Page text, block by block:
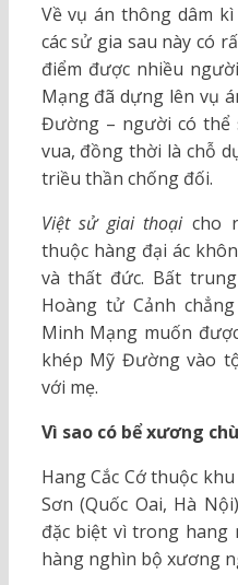
Về vụ án thông dâm
các sử gia sau này có
điểm được nhiều
Mạng đã dựng lên vụ
Đường – người có thể
vua, đồng thời là chỗ
triều thần chống đối.
Việt sử giai thoạicho
thuộc hàng đại ác
và thất đức. Bất
Hoàng tử Cảnh
Minh Mạng muốn
khép Mỹ Đường vào
với mẹ.
Vì sao có bể xương
Hang Cắc Cớ thuộc
Sơn (Quốc Oai, Hà
đặc biệt vì trong hang
hàng nghìn bộ xương